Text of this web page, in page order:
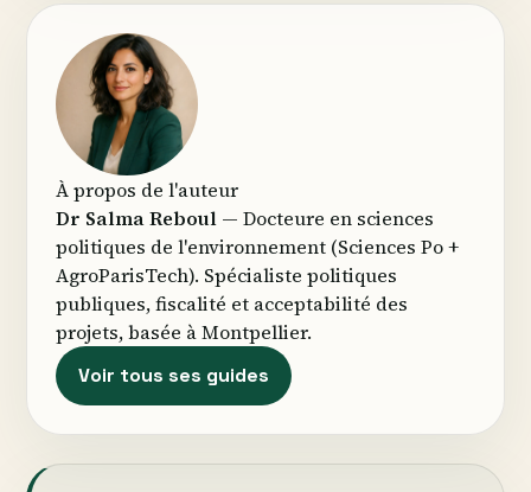
À propos de l'auteur
Dr Salma Reboul — Docteure en sciences
politiques de l'environnement (Sciences Po +
AgroParisTech). Spécialiste politiques
publiques, fiscalité et acceptabilité des
projets, basée à Montpellier.
Voir tous ses guides